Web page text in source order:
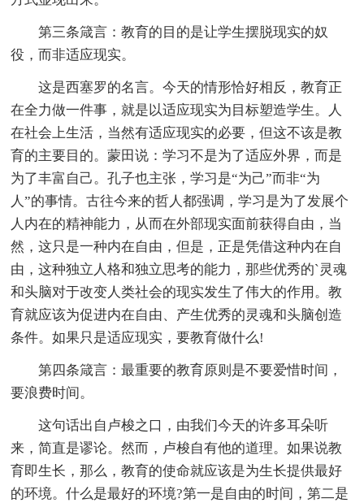
第三条箴言：教育的目的是让学生摆脱现实的奴
役，而非适应现实。
这是西塞罗的名言。今天的情形恰好相反，教育正
在全力做一件事，就是以适应现实为目标塑造学生。人
在社会上生活，当然有适应现实的必要，但这不该是教
育的主要目的。蒙田说：学习不是为了适应外界，而是
为了丰富自己。孔子也主张，学习是“为己”而非“为
人”的事情。古往今来的哲人都强调，学习是为了发展个
人内在的精神能力，从而在外部现实面前获得自由，当
然，这只是一种内在自由，但是，正是凭借这种内在自
由，这种独立人格和独立思考的能力，那些优秀的`灵魂
和头脑对于改变人类社会的现实发生了伟大的作用。教
育就应该为促进内在自由、产生优秀的灵魂和头脑创造
条件。如果只是适应现实，要教育做什么!
第四条箴言：最重要的教育原则是不要爱惜时间，
要浪费时间。
这句话出自卢梭之口，由我们今天的许多耳朵听
来，简直是谬论。然而，卢梭自有他的道理。如果说教
育即生长，那么，教育的使命就应该是为生长提供最好
的环境。什么是最好的环境?第一是自由的时间，第二是